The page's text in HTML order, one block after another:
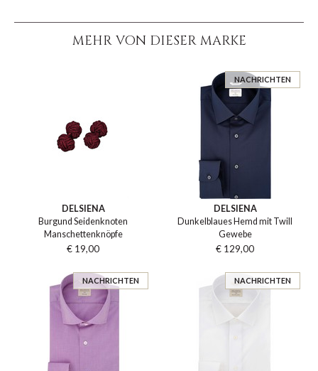
MEHR VON DIESER MARKE
DELSIENA
Burgund Seidenknoten
Manschettenknöpfe
€ 19,00
NACHRICHTEN
DELSIENA
Dunkelblaues Hemd mit Twill
Gewebe
€ 129,00
NACHRICHTEN NACHRICHTEN